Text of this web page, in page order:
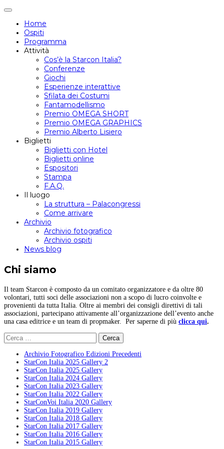
Attiva/disattiva
navigazione
Home
Ospiti
Programma
Attività
Cos’è la Starcon Italia?
Conferenze
Giochi
Esperienze interattive
Sfilata dei Costumi
Fantamodellismo
Premio OMEGA SHORT
Premio OMEGA GRAPHICS
Premio Alberto Lisiero
Biglietti
Biglietti con Hotel
Biglietti online
Espositori
Stampa
F.A.Q.
Il luogo
La struttura – Palacongressi
Come arrivare
Archivio
Archivio fotografico
Archivio ospiti
News blog
Chi siamo
Il team Starcon è composto da un comitato organizzatore e da oltre 80
volontari, tutti soci delle associazioni non a scopo di lucro coinvolte e
provenienti da tutta Italia. Oltre ai membri dei consigli direttivi di tali
associazioni, partecipano attivamente all’organizzazione dell’evento anche
una casa editrice e un team di propmaker. Per saperne di più clicca qui.
Ricerca
per:
Archivio Fotografico Edizioni Precedenti
StarCon Italia 2025 Gallery 2
StarCon Italia 2025 Gallery
StarCon Italia 2024 Gallery
StarCon Italia 2023 Gallery
StarCon Italia 2022 Gallery
StarConVoi Italia 2020 Gallery
StarCon Italia 2019 Gallery
StarCon Italia 2018 Gallery
StarCon Italia 2017 Gallery
StarCon Italia 2016 Gallery
StarCon Italia 2015 Gallery